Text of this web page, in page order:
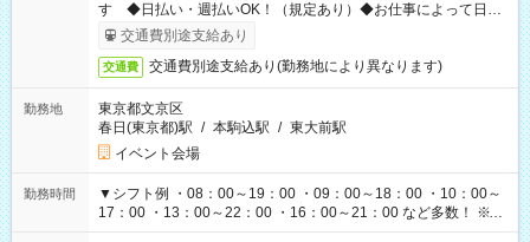
す ◆日払い・週払いOK！（規定あり）◆お仕事によって日給
も異なります
交通費別途支給あり
交通費 交通費別途支給あり(勤務地により異なります)
勤務地
東京都文京区
春日(東京都)駅 / 本駒込駅 / 東大前駅
イベント会場
勤務時間
▼シフト例 ・08：00～19：00 ・09：00～18：00 ・10：00～
17：00 ・13：00～22：00 ・16：00～21：00 など多数！ ※お
仕事により勤務時間が異なります